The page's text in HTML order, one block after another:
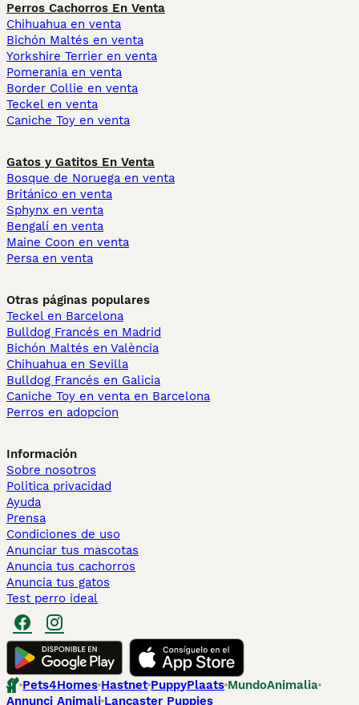
Perros Cachorros En Venta
Chihuahua en venta
Bichón Maltés en venta
Yorkshire Terrier en venta
Pomerania en venta
Border Collie en venta
Teckel en venta
Caniche Toy en venta
Gatos y Gatitos En Venta
Bosque de Noruega en venta
Británico en venta
Sphynx en venta
Bengalí en venta
Maine Coon en venta
Persa en venta
Otras páginas populares
Teckel en Barcelona
Bulldog Francés en Madrid
Bichón Maltés en València
Chihuahua en Sevilla
Bulldog Francés en Galicia
Caniche Toy en venta en Barcelona
Perros en adopcion
Información
Sobre nosotros
Politica privacidad
Ayuda
Prensa
Condiciones de uso
Anunciar tus mascotas
Anuncia tus cachorros
Anuncia tus gatos
Test perro ideal
Pets4Homes Hastnet PuppyPlaats MundoAnimalia
Annunci Animali Lancaster Puppies